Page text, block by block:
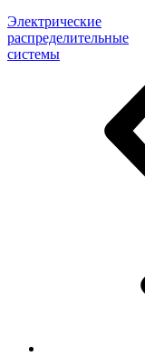
Электрические
распределительные
системы